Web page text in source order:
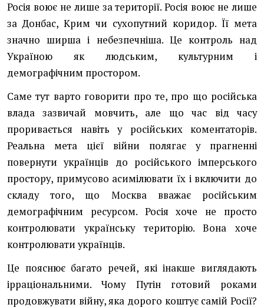
Росія воює не лише за території. Росія воює не лише
за Донбас, Крим чи сухопутний коридор. Її мета
значно ширша і небезпечніша. Це контроль над
Україною як людським, культурним і
демографічним простором.
Саме тут варто говорити про те, про що російська
влада зазвичай мовчить, але що час від часу
проривається навіть у російських коментаторів.
Реальна мета цієї війни полягає у прагненні
повернути українців до російського імперського
простору, примусово асимілювати їх і включити до
складу того, що Москва вважає російським
демографічним ресурсом. Росія хоче не просто
контролювати українську територію. Вона хоче
контролювати українців.
Це пояснює багато речей, які інакше виглядають
ірраціональними. Чому Путін готовий роками
продовжувати війну, яка дорого коштує самій Росії?